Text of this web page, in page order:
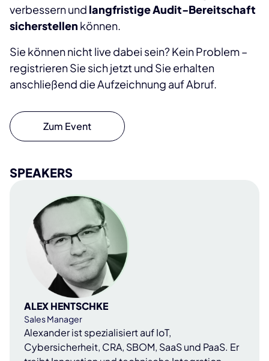
verbessern und langfristige Audit-Bereitschaft
sicherstellen können.
Sie können nicht live dabei sein? Kein Problem –
registrieren Sie sich jetzt und Sie erhalten
anschließend die Aufzeichnung auf Abruf.
Zum Event
SPEAKERS
ALEX HENTSCHKE
Sales Manager
Alexander ist spezialisiert auf IoT,
Cybersicherheit, CRA, SBOM, SaaS und PaaS. Er